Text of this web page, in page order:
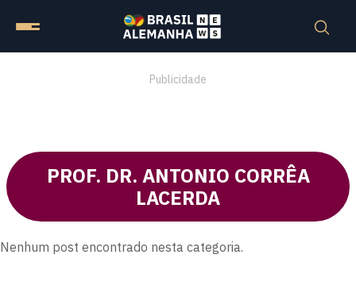
Publicidade
PROF. DR. ANTONIO CORRÊA
LACERDA
Nenhum post encontrado nesta categoria.